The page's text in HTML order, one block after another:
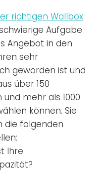
richtigen Wallbox
Aufgabe
Angebot in den
sehr
geworden ist und
über 150
und mehr als 1000
können. Sie
die folgenden
Ihre